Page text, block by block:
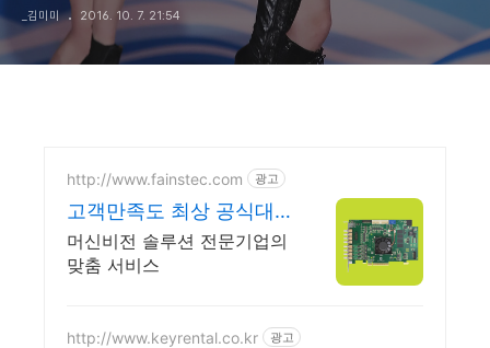
_김미미 2016. 10. 7. 21:54
http://www.fainstec.com 광고
고객만족도 최상 공식대
리점의 혜택을 누리세요
머신비전 솔루션 전문기업의
맞춤 서비스
http://www.keyrental.co.kr 광고